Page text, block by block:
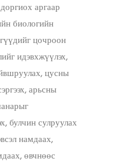
аргаар
биологийн
цочроон
идэвхжүүлэх,
цусны
арьсны
булчин сулруулах
намдаах,
өвчнөөс